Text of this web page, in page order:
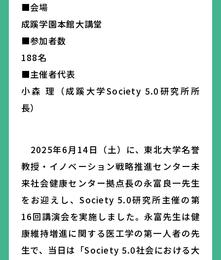
■会場
成蹊学園本館大講堂
■参加者数
188名
■主催者代表
小森 理（成蹊大学Society 5.0研究所所
長）
2025年6月14日（土）に、東北大学名誉
教授 ・ イノベーション戦略推進センター未
来社会健康センター拠点長の永富良一先生
をお迎えし、Society 5.0研究所主催の第
16回講演会を実施しました。永富先生は健
康維持増進に関する医工学の第一人者の先
生で、当日は「Society 5.0社会における大